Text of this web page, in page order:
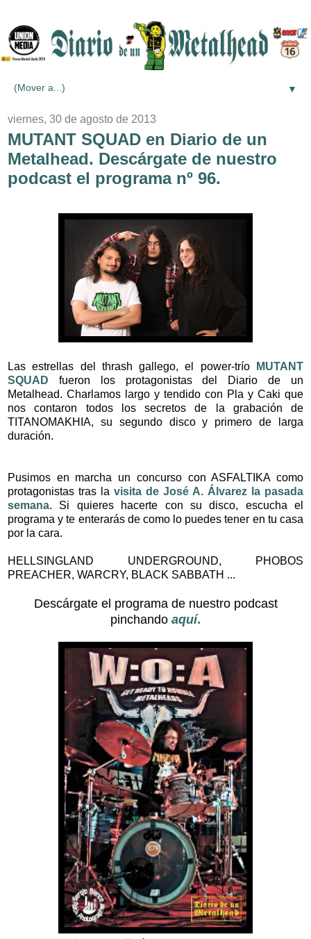
▼
viernes, 30 de agosto de 2013
MUTANT SQUAD en Diario de un
Metalhead. Descárgate de nuestro
podcast el programa nº 96.
Las estrellas del thrash gallego, el power-trío
MUTANT
SQUAD fueron los protagonistas del Diario de un
Metalhead. Charlamos largo y tendido con Pla y Caki que
nos contaron todos los secretos de la grabación de
TITANOMAKHIA, su segundo disco y primero de larga
duración.
Pusimos en marcha un concurso con ASFALTIKA como
protagonistas tras la visita de José A. Álvarez la pasada
semana. Si quieres hacerte con su disco, escucha el
programa y te enterarás de como lo puedes tener en tu casa
por la cara.
HELLSINGLAND UNDERGROUND, PHOBOS
PREACHER, WARCRY, BLACK SABBATH ...
Descárgate el programa de nuestro podcast
pinchando aquí.